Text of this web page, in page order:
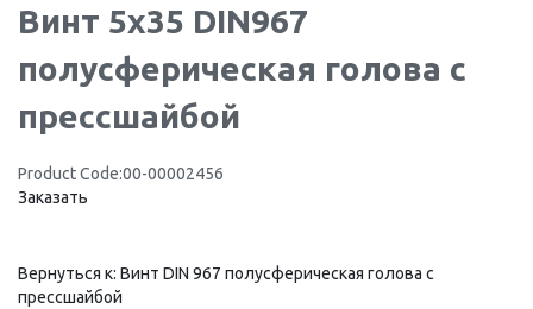
Винт 5x35 DIN967
полусферическая голова с
прессшайбой
Product Code:00-00002456
Заказать
Вернуться к: Винт DIN 967 полусферическая голова с
прессшайбой